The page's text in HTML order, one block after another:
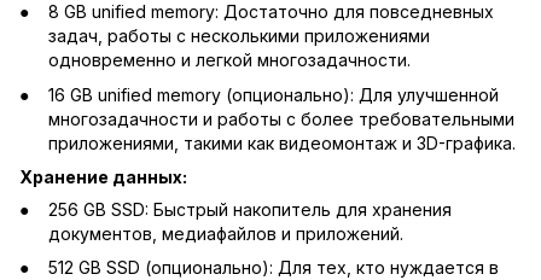
8 GB unified memory: Достаточно для повседневных
задач, работы с несколькими приложениями
одновременно и легкой многозадачности.
16 GB unified memory (опционально): Для улучшенной
многозадачности и работы с более требовательными
приложениями, такими как видеомонтаж и 3D-графика.
Хранение данных:
256 GB SSD: Быстрый накопитель для хранения
документов, медиафайлов и приложений.
512 GB SSD (опционально): Для тех, кто нуждается в